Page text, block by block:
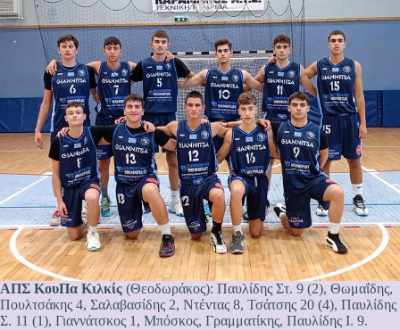
ΑΠΣ ΚουΠα Κιλκίς (Θεοδωράκος): Παυλίδης Στ. 9 (2), Θωμαΐδης,
Πουλτσάκης 4, Σαλαβασίδης 2, Ντέντας 8, Τσάτσης 20 (4), Παυλίδης
Σ. 11 (1), Γιαννάτσκος 1, Μπόσκος, Γραμματίκης, Παυλίδης Ι. 9.